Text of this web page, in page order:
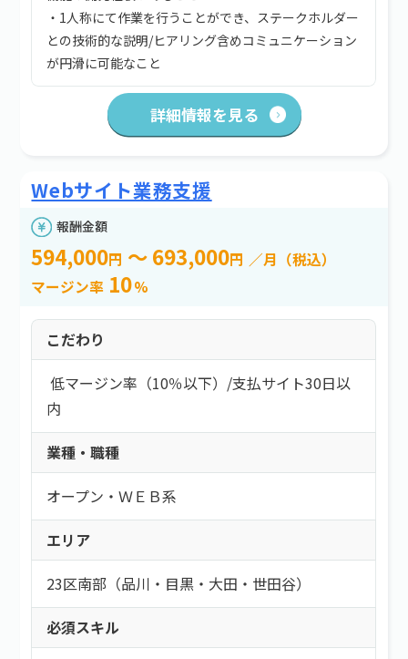
・1人称にて作業を行うことができ、ステークホルダー
との技術的な説明/ヒアリング含めコミュニケーション
が円滑に可能なこと
詳細情報を見る
Webサイト業務支援
報酬金額
594,000円 ～ 693,000円 ／月（税込）
マージン率 10%
こだわり
低マージン率（10％以下） /支払サイト30日以
内
業種・職種
オープン・ＷＥＢ系
エリア
23区南部（品川・目黒・大田・世田谷）
必須スキル